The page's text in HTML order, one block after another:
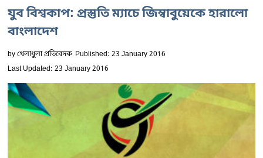
যুব বিশ্বকাপ: প্রস্তুতি ম্যাচে জিম্বাবুয়েকে হারালো
বাংলাদেশ
byখেলাধুলা প্রতিবেদক Published: 23 January 2016
Last Updated: 23 January 2016